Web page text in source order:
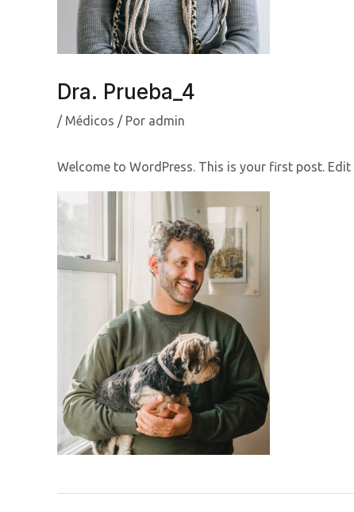
Dra. Prueba_4
/ Médicos / Por admin
Welcome to WordPress. This is your first post.